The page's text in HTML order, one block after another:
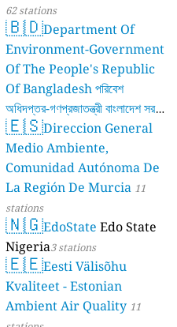
62 stations
🇧🇩Department Of
Environment-Government
Of The People's Republic
Of Bangladesh পরিবেশ
অধিদপ্তর-গণপ্রজাতন্ত্রী বাংলাদেশ সরকার
17 stations
🇪🇸Direccion General
Medio Ambiente,
Comunidad Autónoma De
La Región De Murcia 11
stations
🇳🇬EdoState Edo State
Nigeria3 stations
🇪🇪Eesti Välisõhu
Kvaliteet - Estonian
Ambient Air Quality 11